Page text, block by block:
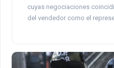
cuyas negociaciones
del vendedor como el